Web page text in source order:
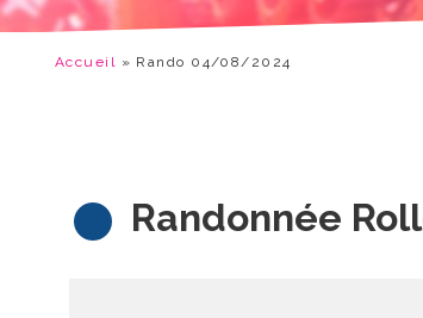
Accueil » Rando 04/08/2024
Randonnée